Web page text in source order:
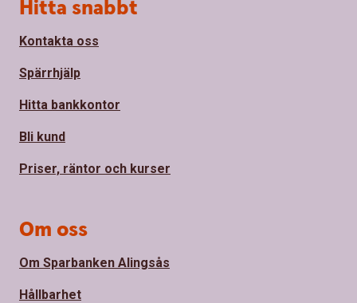
Hitta snabbt
Kontakta oss
Spärrhjälp
Hitta bankkontor
Bli kund
Priser, räntor och kurser
Om oss
Om Sparbanken Alingsås
Hållbarhet